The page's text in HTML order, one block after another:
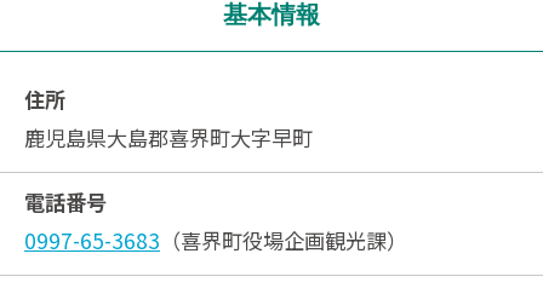
基本情報
住所
鹿児島県大島郡喜界町大字早町
電話番号
0997-65-3683 （喜界町役場企画観光課）